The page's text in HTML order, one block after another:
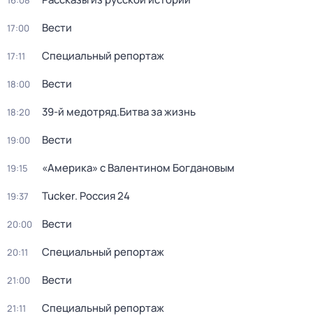
17:00 Вести
17:11 Специальный репортаж
18:00 Вести
18:20 39-й медотряд.Битва за жизнь
19:00 Вести
19:15 «Америка» с Валентином Богдановым
19:37 Tucker. Россия 24
20:00 Вести
20:11 Специальный репортаж
21:00 Вести
21:11 Специальный репортаж